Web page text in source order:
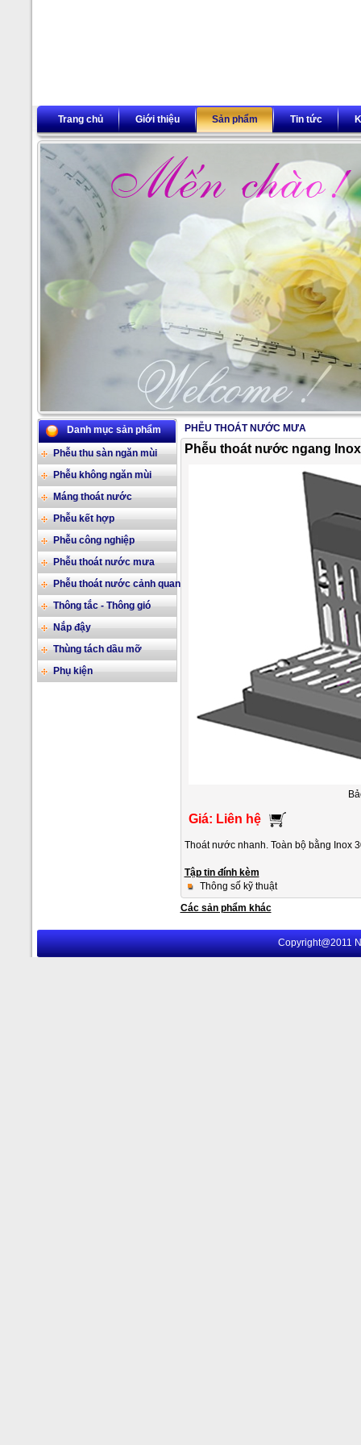
Trang chủ Giới thiệu Sản phẩm Tin tức
2/17
Danh mục sản phẩm
Phễu thu sàn ngăn mùi
Phễu không ngăn mùi
Máng thoát nước
Phễu kết hợp
Phễu công nghiệp
Phễu thoát nước mưa
Phễu thoát nước cảnh quan
Thông tắc - Thông gió
Nắp đậy
Thùng tách dầu mỡ
Phụ kiện
PHỄU THOÁT NƯỚC MƯA
Phễu thoát nước ngang
Giá: Liên hệ
Thoát nước nhanh. Toàn bộ bằng Inox
Tập tin đính kèm
Thông số kỹ thuật
Các sản phẩm khác
Copyright@2011